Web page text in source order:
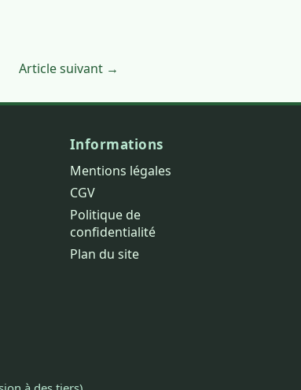
Article suivant →
Informations
Mentions légales
CGV
Politique de
confidentialité
Plan du site